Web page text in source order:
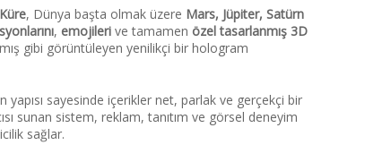
, Dünya başta olmak üzere Mars, Jüpiter, Satürn
, emojileri ve tamamen özel tasarlanmış 3D
gibi görüntüleyen yenilikçi bir hologram
sayesinde içerikler net, parlak ve gerçekçi bir
sunan sistem, reklam, tanıtım ve görsel deneyim
sağlar.